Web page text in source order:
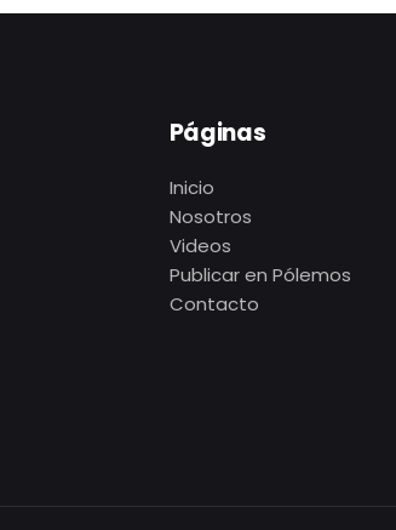
Páginas
Inicio
Nosotros
Videos
Publicar en Pólemos
Contacto